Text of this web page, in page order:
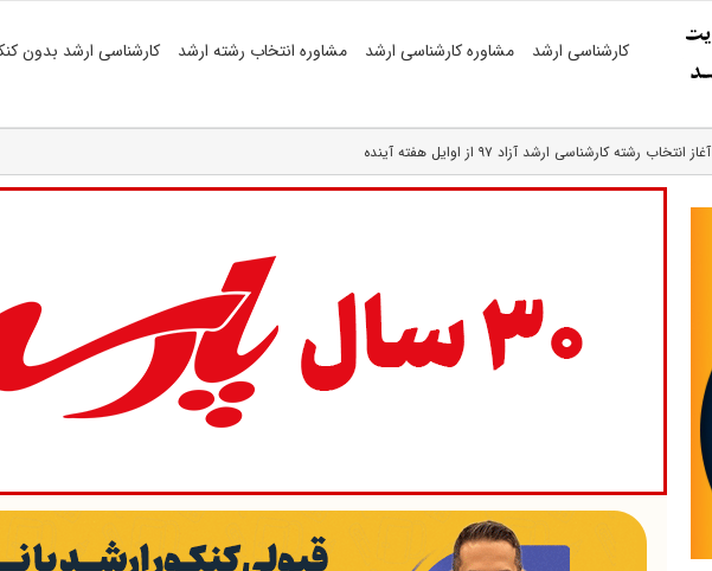
کارشناسی ارشد مشاوره کارشناسی ارشد مشاوره انتخاب رشته ارشد کارشناسی ارشد بدون
آغاز انتخاب رشته کارشناسی ارشد آزاد ۹۷ از اوایل هفته آینده